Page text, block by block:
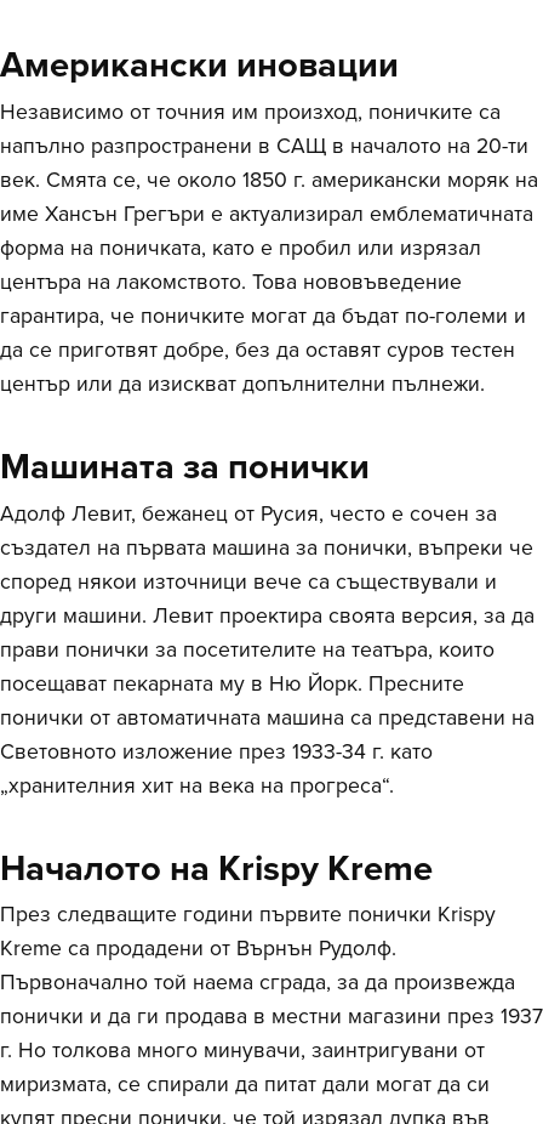
Американски иновации
Независимо от точния им произход, поничките са
напълно разпространени в САЩ в началото на 20-ти
век. Смята се, че около 1850 г. американски моряк на
име Хансън Грегъри е актуализирал емблематичната
форма на поничката, като е пробил или изрязал
центъра на лакомството. Това нововъведение
гарантира, че поничките могат да бъдат по-големи и
да се приготвят добре, без да оставят суров тестен
център или да изискват допълнителни пълнежи.
Машината за понички
Адолф Левит, бежанец от Русия, често е сочен за
създател на първата машина за понички, въпреки че
според някои източници вече са съществували и
други машини. Левит проектира своята версия, за да
прави понички за посетителите на театъра, които
посещават пекарната му в Ню Йорк. Пресните
понички от автоматичната машина са представени на
Световното изложение през 1933-34 г. като
„хранителния хит на века на прогреса“.
Началото на Krispy Kreme
През следващите години първите понички Krispy
Kreme са продадени от Върнън Рудолф.
Първоначално той наема сграда, за да произвежда
понички и да ги продава в местни магазини през 1937
г. Но толкова много минувачи, заинтригувани от
миризмата, се спирали да питат дали могат да си